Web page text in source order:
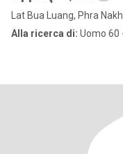
Lat Bua Luang, Phra
Alla ricerca di: Uomo 60